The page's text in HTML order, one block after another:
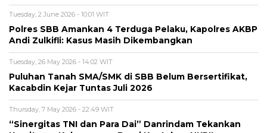
Tuesday, 2 June 2026 - 10:01 WIT
Polres SBB Amankan 4 Terduga Pelaku, Kapolres AKBP
Andi Zulkifli: Kasus Masih Dikembangkan
Tuesday, 26 May 2026 - 14:02 WIT
Puluhan Tanah SMA/SMK di SBB Belum Bersertifikat,
Kacabdin Kejar Tuntas Juli 2026
Thursday, 7 May 2026 - 22:49 WIT
“Sinergitas TNI dan Para Dai” Danrindam Tekankan